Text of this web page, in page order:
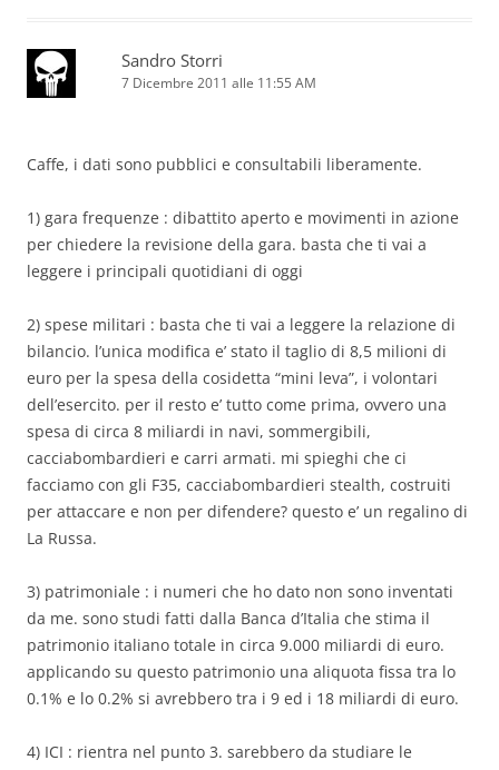
Sandro Storri
7 Dicembre 2011 alle 11:55 AM
Caffe, i dati sono pubblici e consultabili liberamente.
1) gara frequenze : dibattito aperto e movimenti in azione
per chiedere la revisione della gara. basta che ti vai a
leggere i principali quotidiani di oggi
2) spese militari : basta che ti vai a leggere la relazione di
bilancio. l’unica modifica e’ stato il taglio di 8,5 milioni di
euro per la spesa della cosidetta “mini leva”, i volontari
dell’esercito. per il resto e’ tutto come prima, ovvero una
spesa di circa 8 miliardi in navi, sommergibili,
cacciabombardieri e carri armati. mi spieghi che ci
facciamo con gli F35, cacciabombardieri stealth, costruiti
per attaccare e non per difendere? questo e’ un regalino di
La Russa.
3) patrimoniale : i numeri che ho dato non sono inventati
da me. sono studi fatti dalla Banca d’Italia che stima il
patrimonio italiano totale in circa 9.000 miliardi di euro.
applicando su questo patrimonio una aliquota fissa tra lo
0.1% e lo 0.2% si avrebbero tra i 9 ed i 18 miliardi di euro.
4) ICI : rientra nel punto 3. sarebbero da studiare le